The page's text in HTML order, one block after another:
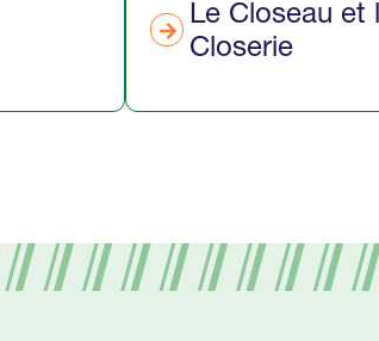
Le Closeau et
Closerie